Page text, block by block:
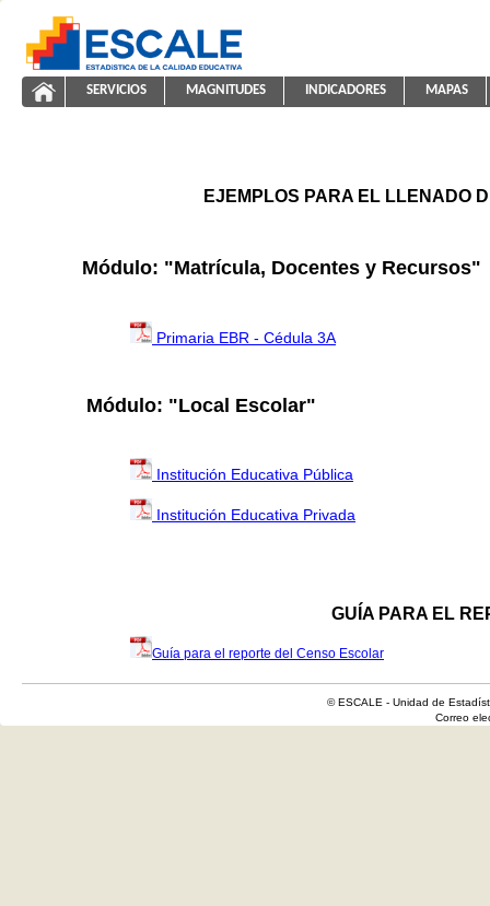
ESCALE - Unidad de Estadística Educativa
ayuda2011
NAVEGACIÓN
SERVICIOS MAGNITUDES INDICADORES MAPAS
EJEMPLOS PARA EL LLENADO
Módulo: "Matrícula, Docentes y Recursos"
Primaria EBR - Cédula 3A
Módulo: "Local Escolar"
Institución Educativa Pública
Institución Educativa Privada
GUÍA PARA EL
Guía para el reporte del Censo Escolar
© ESCALE - Unidad de
Correo